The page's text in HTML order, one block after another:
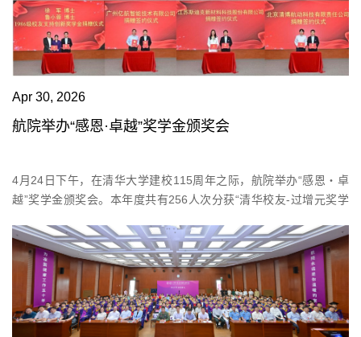
Apr 30, 2026
航院举办“感恩·卓越”奖学金颁奖会
4月24日下午，在清华大学建校115周年之际，航院举办“感恩・卓
越”奖学金颁奖会。本年度共有256人次分获“清华校友-过增元奖学
表和捐赠方、企业代表参会。学院学生组组长姜辰主持活动。获奖
学生代表航院院长曹炳阳表示，学院立足为党育人、为国育才根本
任务，构建多层次、多维度、有特色的“航院奖助模式”，推动奖助工
作从“单纯奖优”向“全面育人”深化。希望...